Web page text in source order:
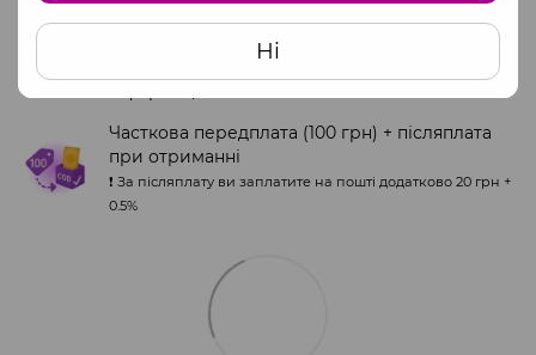
Ні
Повна оплата за офіційними реквізитами
Часткова передплата (100 грн) + післяплата
при отриманні
❗️ За післяплату ви заплатите на пошті додатково 20 грн +
0.5%